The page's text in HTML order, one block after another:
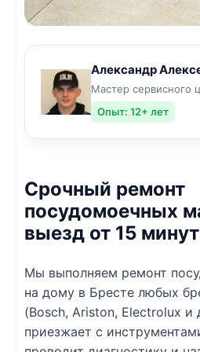
Александр
Мастер сервисного
Опыт: 12+ лет
Срочный ремонт
посудомоечных
выезд от 15 минут
Мы выполняем ремонт
на дому в Бресте любых
(Bosch, Ariston, Electrolux и
приезжает с